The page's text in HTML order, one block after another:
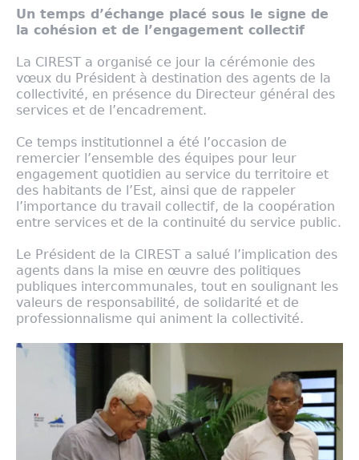
Un temps d’échange placé sous le signe de
la cohésion et de l’engagement collectif
La CIREST a organisé ce jour la cérémonie des
vœux du Président à destination des agents de la
collectivité, en présence du Directeur général des
services et de l’encadrement.
Ce temps institutionnel a été l’occasion de
remercier l’ensemble des équipes pour leur
engagement quotidien au service du territoire et
des habitants de l’Est, ainsi que de rappeler
l’importance du travail collectif, de la coopération
entre services et de la continuité du service public.
Le Président de la CIREST a salué l’implication des
agents dans la mise en œuvre des politiques
publiques intercommunales, tout en soulignant les
valeurs de responsabilité, de solidarité et de
professionnalisme qui animent la collectivité.